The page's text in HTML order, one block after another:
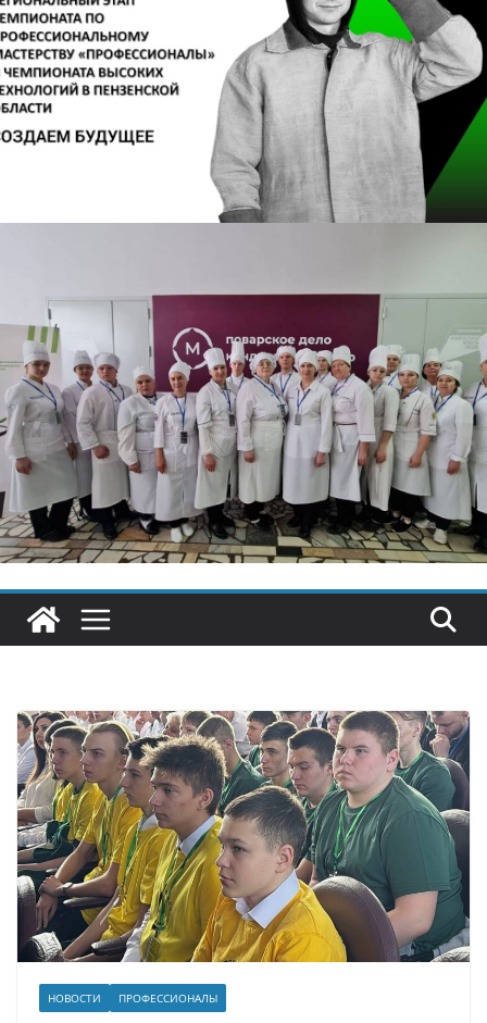
Регионального чемпионата
«Профессионалы» по
компетенции «Лабораторный
медицинский анализ» состоялось
в ПБМК
НОВОСТИ ПРОФЕССИОНАЛЫ